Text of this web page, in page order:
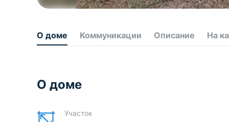
О доме Коммуникации Описание На
О доме
Участок